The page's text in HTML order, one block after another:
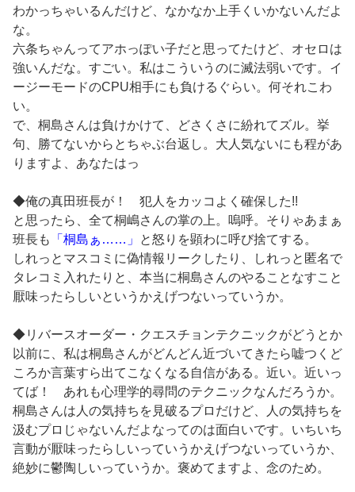
わかっちゃいるんだけど、なかなか上手くいかないんだよ
な。
六条ちゃんってアホっぽい子だと思ってたけど、オセロは
強いんだな。すごい。私はこういうのに滅法弱いです。イ
ージーモードのCPU相手にも負けるぐらい。何それこわ
い。
で、桐島さんは負けかけて、どさくさに紛れてズル。挙
句、勝てないからとちゃぶ台返し。大人気ないにも程があ
りますよ、あなたはっ
◆俺の真田班長が！ 犯人をカッコよく確保した!!
と思ったら、全て桐嶋さんの掌の上。嗚呼。そりゃあまぁ
班長も
「桐島ぁ……」
と怒りを顕わに呼び捨てする。
しれっとマスコミに偽情報リークしたり、しれっと匿名で
タレコミ入れたりと、本当に桐島さんのやることなすこと
厭味ったらしいというかえげつないっていうか。
◆リバースオーダー・クエスチョンテクニックがどうとか
以前に、私は桐島さんがどんどん近づいてきたら嘘つくど
ころか言葉すら出てこなくなる自信がある。近い。近いっ
てば！ あれも心理学的尋問のテクニックなんだろうか。
桐島さんは人の気持ちを見破るプロだけど、人の気持ちを
汲むプロじゃないんだよなってのは面白いです。いちいち
言動が厭味ったらしいっていうかえげつないっていうか、
絶妙に鬱陶しいっていうか。褒めてますよ、念のため。